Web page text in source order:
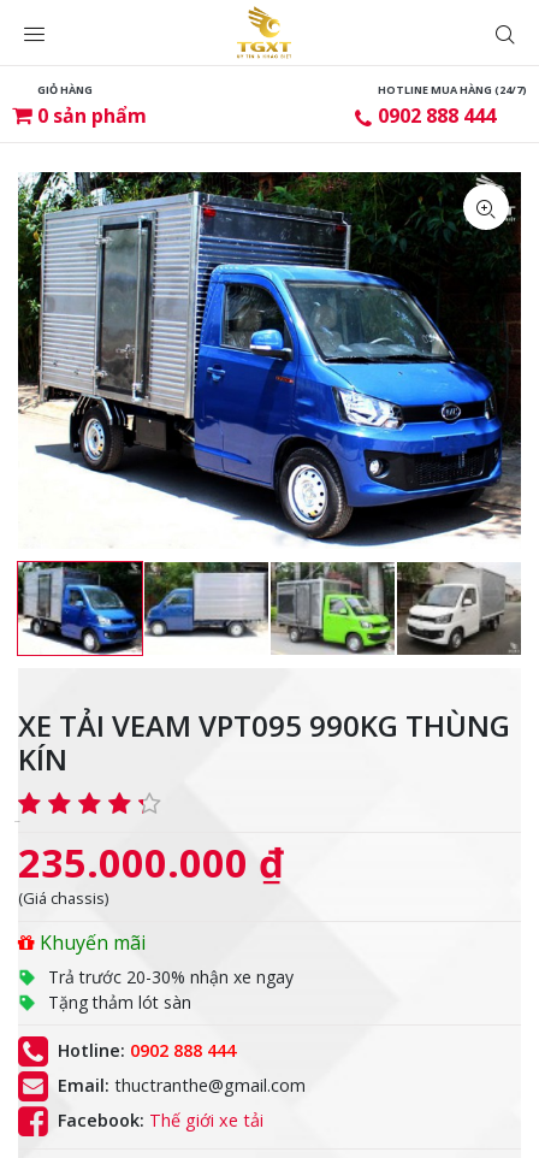
GIỎ HÀNG
0 sản phẩm
HOTLINE MUA HÀNG (24/7)
0902 888 444
XE TẢI VEAM VPT095 990KG THÙNG
KÍN
235.000.000 ₫
(Giá chassis)
Khuyến mãi
Trả trước 20-30% nhận xe ngay
Tặng thảm lót sàn
Hotline: 0902 888 444
Email: thuctranthe@gmail.com
Facebook: Thế giới xe tải